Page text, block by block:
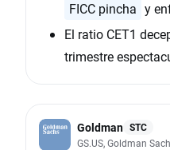
FICC pincha y
El ratio CET1
trimestre
Goldman STC
GS.US, Goldman